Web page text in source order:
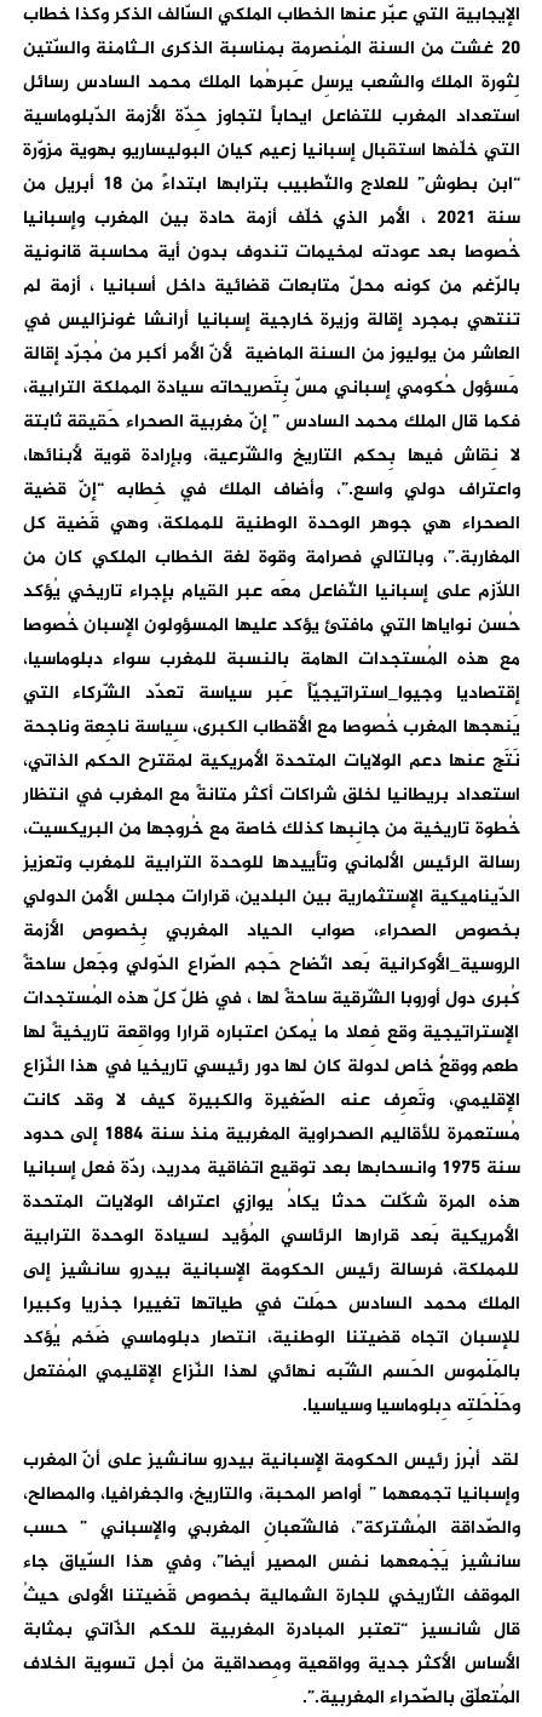
الإيجابية التي عبّر عنها الخطاب الملكي السّالف الذكر وكذا خطاب
20 غشت من السنة المُنصرمة بمناسبة الذكرى الـثامنة والسّتين
لِثورة الملك والشعب يرسِل عَبرهُما الملك محمد السادس رسائل
استعداد المغرب للتفاعل ايحاباً لتجاوز حِدّة الأزمة الدّبلوماسية
التي خلّفها استقبال إسبانيا زعيم كيان البوليساريو بهوية مزوّرة
“ابن بطوش” للعلاج والتّطبيب بترابها ابتداءً من 18 أبريل من
سنة 2021 ، الأمر الذي خلّف أزمة حادة بين المغرب وإسبانيا
خُصوصا بعد عودته لمخيمات تندوف بدون أية محاسبة قانونية
بالرّغم من كونه محلّ متابعات قضائية داخل أسبانيا ، أزمة لم
تنتهي بمجرد إقالة وزيرة خارجية إسبانيا أرانشا غونزاليس في
العاشر من يوليوز من السنة الماضية لأنّ الأمر أكبر من مُجرّد إقالة
مَسؤول حُكومي إسباني مسّ بِتَصريحاته سيادة المملكة الترابية،
فكما قال الملك محمد السادس ” إنّ مغربية الصحراء حَقيقة ثابتة
لا نِقاش فيها بِحكم التاريخ والشّرعية، وبإرادة قوية لأبنائها،
واعتراف دولي واسع.”، وأضاف الملك في خِطابه “إنّ قضية
الصحراء هي جوهر الوحدة الوطنية للمملكة، وهي قَضية كل
المغاربة.”، وبالتالي فصرامة وقوة لغة الخطاب الملكي كان من
اللاّزم على إسبانيا التّفاعل معَه عبر القيام بإجراء تاريخي يُؤكد
حُسن نواياها التي مافتئ يؤكد عليها المسؤولون الإسبان خُصوصا
مع هذه المُستجدات الهامة بالنسبة للمغرب سواء دبلوماسيا،
إقتصاديا وجيوا_استراتيجيّاً عَبر سياسة تعدّد الشّركاء التي
يَنهجها المغرب خُصوصا مع الأقطاب الكبرى، سِياسة ناجِعة وناجحة
نَتَج عنها دعم الولايات المتحدة الأمريكية لمقترح الحكم الذاتي،
استعداد بريطانيا لخلق شراكات أكثر متانةً مع المغرب في انتظار
خُطوة تاريخية من جانِبها كذلك خاصة مع خُروجها من البريكسيت،
رسالة الرئيس الألماني وتأييدها للوحدة الترابية للمغرب وتعزيز
الدّيناميكية الإستثمارية بين البلدين، قرارات مجلس الأمن الدولي
بخصوص الصحراء، صواب الحياد المغربي بِخصوص الأزمة
الروسية_الأوكرانية بَعد اتّضاح حَجم الصّراع الدّولي وجَعل ساحةً
كُبرى دول أوروبا الشّرقية ساحةً لها ، في ظلّ كلّ هذه المُستجدات
الإستراتيجية وقع فِعلا ما يُمكن اعتباره قرارا وواقِعة تاريخيةً لها
طعم ووقعٌ خاص لدولة كان لها دور رئيسي تاريخيا في هذا النّزاع
الإقليمي، وتَعرِف عنه الصّغيرة والكبيرة كيف لا وقد كانت
مُستعمرة للأقاليم الصحراوية المغربية منذ سنة 1884 إلى حدود
سنة 1975 وانسحابها بعد توقيع اتفاقية مدريد، ردّة فعل إسبانيا
هذه المرة شكّلت حدثا يكادُ يوازي اعتراف الولايات المتحدة
الأمريكية بَعد قرارها الرئاسي المُؤيد لسيادة الوحدة الترابية
للمملكة، فرسالة رئيس الحكومة الإسبانية بيدرو سانشيز إلى
الملك محمد السادس حمَلت في طياتها تغييرا جذريا وكبيرا
للإسبان اتجاه قضيتنا الوطنية، انتصار دبلوماسي ضَخم يُؤكد
بالمَلْموس الحَسم الشّبه نهائي لهذا النّزاع الإقليمي المُفتعل
وحَلْحَلتِه دِبلوماسيا وسياسيا.
لقد أبْرز رئيس الحكومة الإسبانية بيدرو سانشيز على أنّ المغرب
وإسبانيا تجمعهما ” أواصر المحبة، والتاريخ، والجغرافيا، والمصالح،
والصّداقة المُشتركة”، فالشّعبانِ المغربي والإسباني ” حسب
سانشيز يَجْمعهما نفس المصير أيضا”، وفي هذا السّياق جاء
الموقف التّاريخي للجارة الشمالية بخصوص قَضيتنا الأولى حيثُ
قال شانسيز “تعتبر المبادرة المغربية للحكم الذّاتي بمثابة
الأساس الأكثر جدية وواقعية ومِصداقية من أجل تسوية الخلاف
المُتعلّق بالصّحراء المغربية.”.